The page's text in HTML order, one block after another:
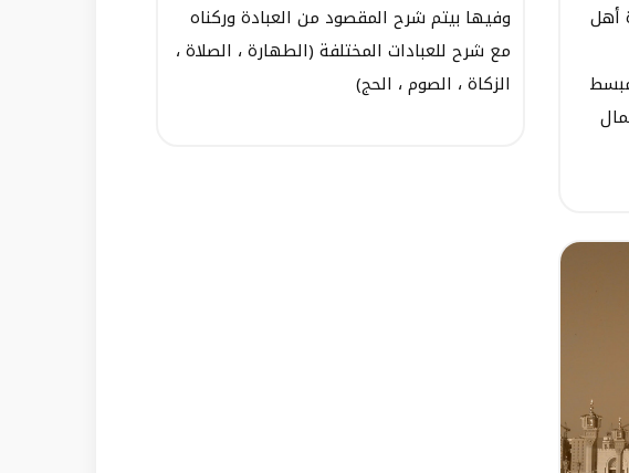
أهل
مبسط
وفيها بيتم شرح المقصود من العبادة وركناه
مع شرح للعبادات المختلفة (الطهارة ، الصلاة ،
الزكاة ، الصوم ، الحج)